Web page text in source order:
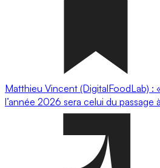
Matthieu Vincent (DigitalFoodLab) :
l’année 2026 sera celui du passage